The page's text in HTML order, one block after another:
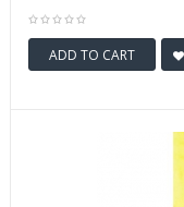
ADD TO CART